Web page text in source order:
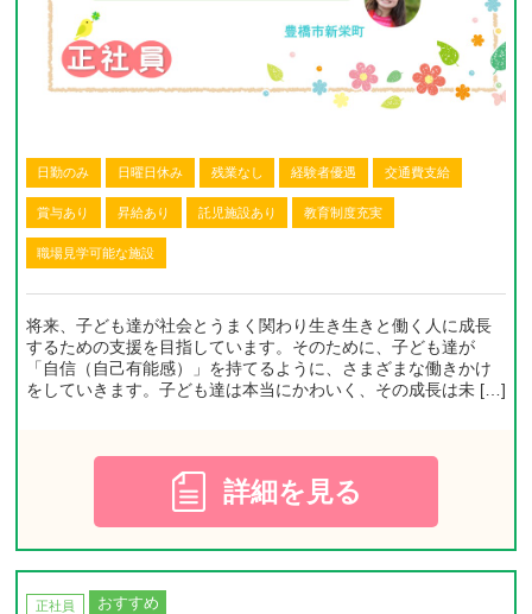
日勤のみ 日曜日休み 残業なし 経験者優遇 交通費支給
賞与あり 昇給あり 託児施設あり 教育制度充実
職場見学可能な施設
将来、子ども達が社会とうまく関わり生き生きと働く人に成長
するための支援を目指しています。そのために、子ども達が
「自信（自己有能感）」を持てるように、さまざまな働きかけ
をしていきます。子ども達は本当にかわいく、その成長は未 […]
詳細を見る
正社員 おすすめ